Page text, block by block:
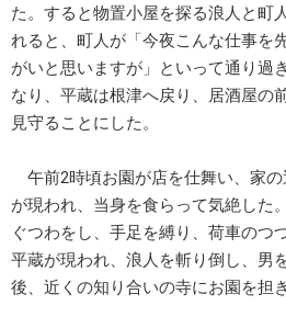
た。すると物置小屋を探る浪人と町
れると、町人が「今夜こんな仕事を
がいと思いますが」といって通り過
なり、平蔵は根津へ戻り、居酒屋の
見守ることにした。
午前2時頃お園が店を仕舞い、家
が現われ、当身を食らって気絶した
ぐつわをし、手足を縛り、荷車のつ
平蔵が現われ、浪人を斬り倒し、男
後、近くの知り合いの寺にお園を担